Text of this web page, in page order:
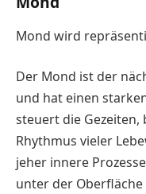
Mond wird
Der Mond ist der
und hat einen
steuert die
Rhythmus vieler
jeher innere
unter der